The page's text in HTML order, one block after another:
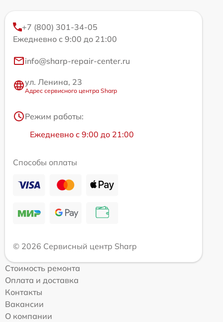
+7 (800) 301-34-05
Ежедневно с 9:00 до 21:00
info@sharp-repair-center.ru
ул. Ленина, 23
Адрес сервисного центра Sharp
Режим работы:
Ежедневно с 9:00 до 21:00
Способы оплаты
© 2026 Сервисный центр Sharp
Стоимость ремонта
Оплата и доставка
Контакты
Вакансии
О компании